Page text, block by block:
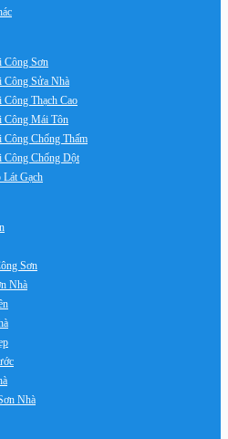
Công Sơn
Công Sửa Nhà
Công Thạch Cao
Công Mái Tôn
Công Chống Thấm
Công Chống Dột
Lát Gạch
Sơn
Nhà
Nhà